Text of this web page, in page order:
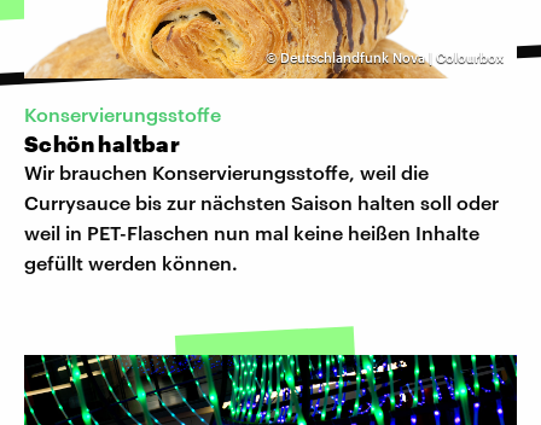
©Deutschlandfunk Nova | Colourbox
Konservierungsstoffe
Schön haltbar
Wir brauchen Konservierungsstoffe, weil die
Currysauce bis zur nächsten Saison halten soll oder
weil in PET-Flaschen nun mal keine heißen Inhalte
gefüllt werden können.